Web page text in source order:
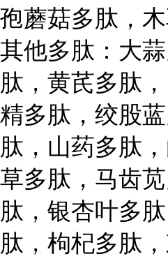
孢蘑菇多肽，木
其他多肽：大
肽，黄芪多肽
精多肽，绞股
肽，山药多肽
草多肽，马齿
肽，银杏叶多
肽，枸杞多肽